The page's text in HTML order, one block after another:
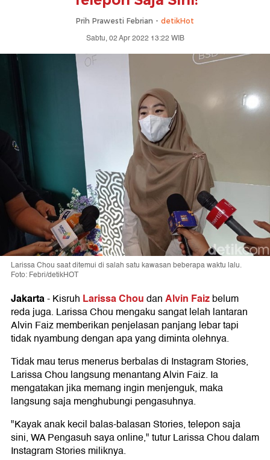
Prih Prawesti Febrian - detikHot
Sabtu, 02 Apr 2022 13:22 WIB
Larissa Chou saat ditemui di salah satu kawasan beberapa waktu lalu.
Foto: Febri/detikHOT
Jakarta-Kisruh Larissa ChoudanAlvin Faizbelum
reda juga. Larissa Chou mengaku sangat lelah lantaran
Alvin Faiz memberikan penjelasan panjang lebar tapi
tidak nyambung dengan apa yang diminta olehnya.
Tidak mau terus menerus berbalas di Instagram Stories,
Larissa Chou langsung menantang Alvin Faiz. Ia
mengatakan jika memang ingin menjenguk, maka
langsung saja menghubungi pengasuhnya.
"Kayak anak kecil balas-balasan Stories, telepon saja
sini, WA Pengasuh saya online," tutur Larissa Chou dalam
Instagram Stories miliknya.